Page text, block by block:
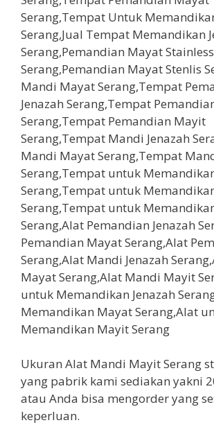
Ukuran Alat Mandi Mayit Serang
yang pabrik kami sediakan yakni
atau Anda bisa mengorder yang
keperluan.